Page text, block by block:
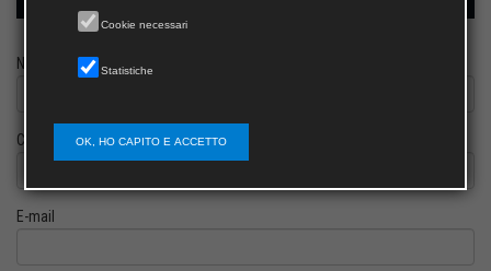
Nome
Cognome
E-mail
Cookie necessari
Statistiche
OK, HO CAPITO E ACCETTO